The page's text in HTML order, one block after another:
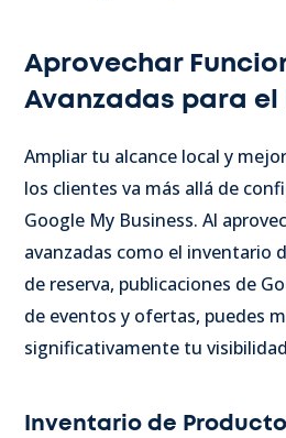
Aprovechar
Avanzadas para el
Ampliar tu alcance local y
los clientes va más allá de
Google My Business. Al
avanzadas como el inventario
de reserva, publicaciones de
de eventos y ofertas, puedes
significativamente tu
Inventario de